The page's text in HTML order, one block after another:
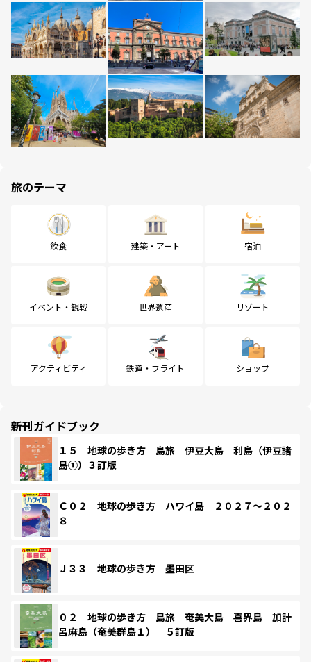
旅のテーマ
飲食 建築・アート 宿泊
イベント・観戦 世界遺産 リゾート
アクティビティ 鉄道・フライト ショップ
新刊ガイドブック
１５ 地球の歩き方 島旅 伊豆大島 利島（伊豆諸
島①）３訂版
Ｃ０２ 地球の歩き方 ハワイ島 ２０２７～２０２
８
Ｊ３３ 地球の歩き方 墨田区
０２ 地球の歩き方 島旅 奄美大島 喜界島 加計
呂麻島（奄美群島１） ５訂版